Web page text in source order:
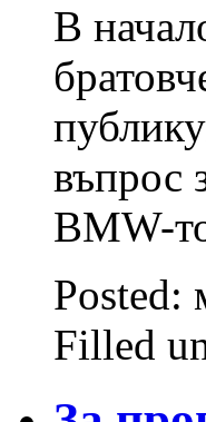
В
въпрос
BMW-
Posted:
Filled